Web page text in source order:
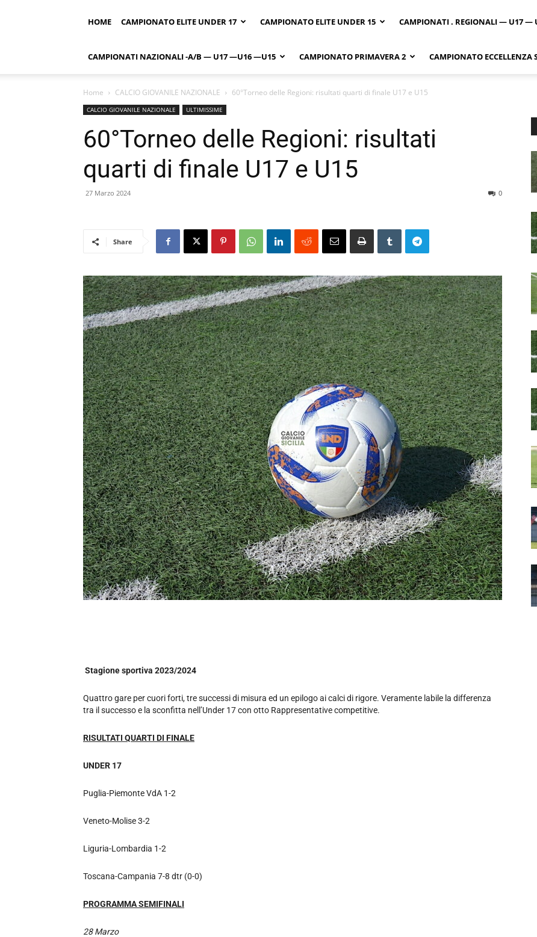
HOME CAMPIONATO ELITE UNDER 17 CAMPIONATO ELITE UNDER 15 CAMPIONATI . REGIONALI — U17
CAMPIONATI NAZIONALI -A/B — U17 —U16 —U15 CAMPIONATO PRIMAVERA 2 CAMPIONATO ECCELLENZA
Home CALCIO GIOVANILE NAZIONALE 60°Torneo delle Regioni: risultati quarti di finale U17 e U15
CALCIO GIOVANILE NAZIONALE ULTIMISSIME
60°Torneo delle Regioni: risultati
quarti di finale U17 e U15
27 Marzo 2024 0
Share
Stagione sportiva 2023/2024
Quattro gare per cuori forti, tre successi di misura ed un epilogo ai calci di rigore. Veramente labile la differenza
tra il successo e la sconfitta nell’Under 17 con otto Rappresentative competitive.
RISULTATI QUARTI DI FINALE
UNDER 17
Puglia-Piemonte VdA 1-2
Veneto-Molise 3-2
Liguria-Lombardia 1-2
Toscana-Campania 7-8 dtr (0-0)
PROGRAMMA SEMIFINALI
28 Marzo